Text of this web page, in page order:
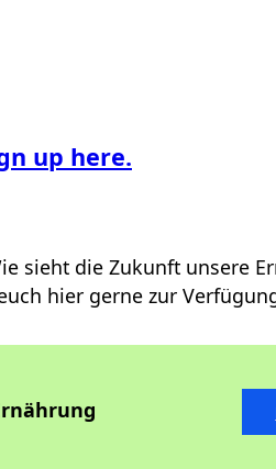
up here.
sieht die Zukunft unsere
hier gerne zur